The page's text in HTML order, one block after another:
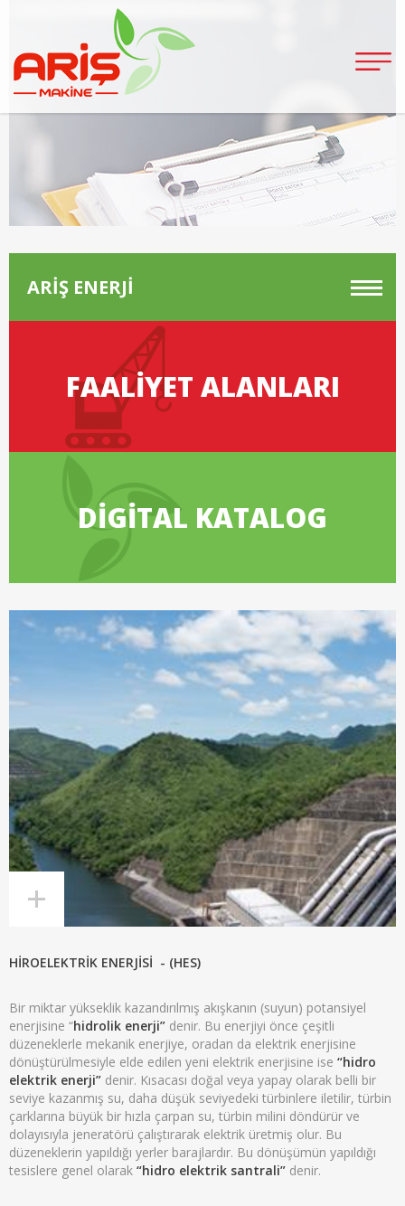
ARİŞ ENERJİ
FAALİYET ALANLARI
DİGİTAL KATALOG
HİROELEKTRİK ENERJİSİ - (HES)
Bir miktar yükseklik kazandırılmış akışkanın (suyun) potansiyel
enerjisine “hidrolik enerji” denir. Bu enerjiyi önce çeşitli
düzeneklerle mekanik enerjiye, oradan da elektrik enerjisine
dönüştürülmesiyle elde edilen yeni elektrik enerjisine ise “hidro
elektrik enerji” denir. Kısacası doğal veya yapay olarak belli bir
seviye kazanmış su, daha düşük seviyedeki türbinlere iletilir, türbin
çarklarına büyük bir hızla çarpan su, türbin milini döndürür ve
dolayısıyla jeneratörü çalıştırarak elektrik üretmiş olur. Bu
düzeneklerin yapıldığı yerler barajlardır. Bu dönüşümün yapıldığı
tesislere genel olarak “hidro elektrik santrali” denir.